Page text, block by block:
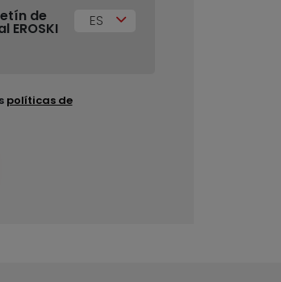
de
EROSKI ES
políticas de